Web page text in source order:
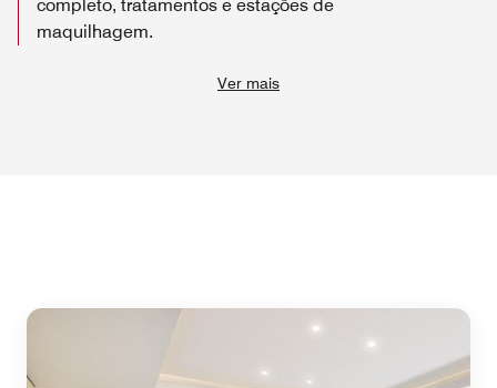
completo, tratamentos e estações de
maquilhagem.
Ver mais